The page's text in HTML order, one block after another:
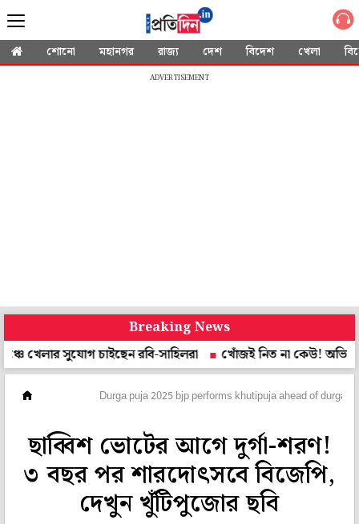
শোনো মহানগর রাজ্য দেশ বিদেশ খেলা
ADVERTISEMENT
Breaking News
রবি-সাহিলরা
খোঁজই নিত না কেউ! অভিজাত ডুপ্লেক্স ফ্ল্যাট
Durga puja 2025 bjp performs khutipuja ahead of durga
ছাব্বিশ ভোটের আগে দুর্গা-শরণ!
৩ বছর পর শারদোৎসবে বিজেপি,
দেখুন খুঁটিপুজোর ছবি